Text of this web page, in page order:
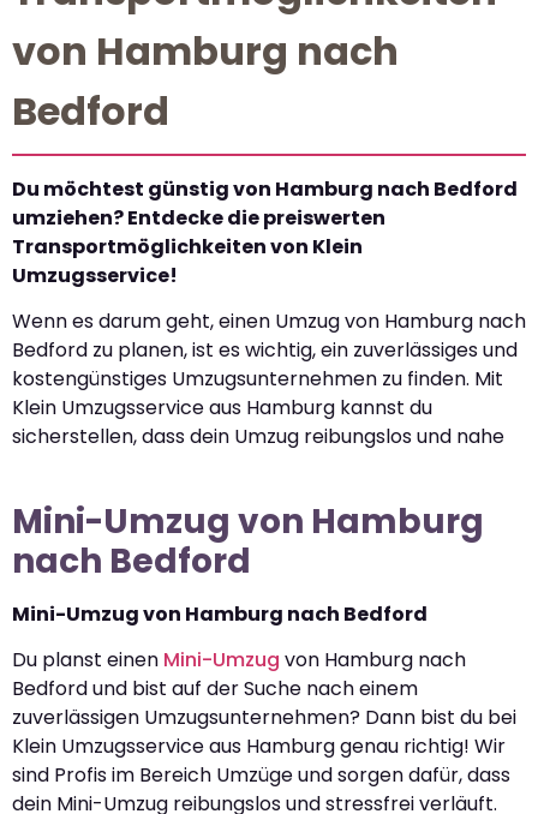
von Hamburg nach
Bedford
Du möchtest günstig von Hamburg nach Bedford
umziehen? Entdecke die preiswerten
Transportmöglichkeiten von Klein
Umzugsservice!
Wenn es darum geht, einen Umzug von Hamburg nach
Bedford zu planen, ist es wichtig, ein zuverlässiges und
kostengünstiges Umzugsunternehmen zu finden. Mit
Klein Umzugsservice aus Hamburg kannst du
sicherstellen, dass dein Umzug reibungslos und nahe
Mini-Umzug von Hamburg
nach Bedford
Mini-Umzug von Hamburg nach Bedford
Du planst einen Mini-Umzug von Hamburg nach
Bedford und bist auf der Suche nach einem
zuverlässigen Umzugsunternehmen? Dann bist du bei
Klein Umzugsservice aus Hamburg genau richtig! Wir
sind Profis im Bereich Umzüge und sorgen dafür, dass
dein Mini-Umzug reibungslos und stressfrei verläuft.